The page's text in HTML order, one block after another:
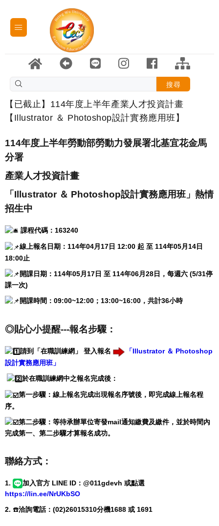
搜尋
【已截止】114年度上半年產業人才投資計畫
【Illustrator ＆ Photoshop設計實務應用班】
114年度上半年勞動部勞動力發展署北基宜花金馬
分署
產業人才投資計畫
「Illustrator ＆ Photoshop設計實務應用班」熱情
招生中
課程代碼：163240
線上報名日期：114年04月17日 12:00 起 至 114年05月14日
18:00止
開課日期：114年05月17日 至 114年06月28日，每週六 (5/31停
課一次)
開課時間：09:00~12:00；13:00~16:00，共計36小時
◎貼心小提醒---報名步驟：
請到「在職訓練網」 登入報名
「Illustrator ＆ Photoshop
設計實務應用班」
於在職訓練網中之報名完成後：
第一步驟：線上報名完成出現報名序號後，即完成線上報名程
序。
第二步驟：等待承辦單位寄發mail通知繳費及繳件，並於時間內
完成第一、第二步驟才算報名成功。
聯絡方式：
1.
加入官方 LINE ID：@011gdevh 或點選
https://lin.ee/NrUKbSO
2. ☎️洽詢電話：(02)26015310分機1688 或 1691